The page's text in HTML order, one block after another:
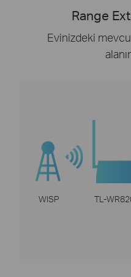
Range
Evinizdeki
WISP TL-